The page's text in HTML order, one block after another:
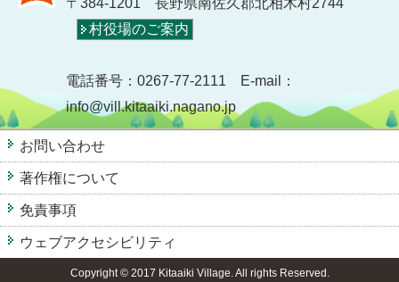
村役場のご案内
電話番号：0267-77-2111 E-mail：
info@vill.kitaaiki.nagano.jp
お問い合わせ
著作権について
免責事項
ウェブアクセシビリティ
Copyright © 2017 Kitaaiki Village. All rights Reserved.